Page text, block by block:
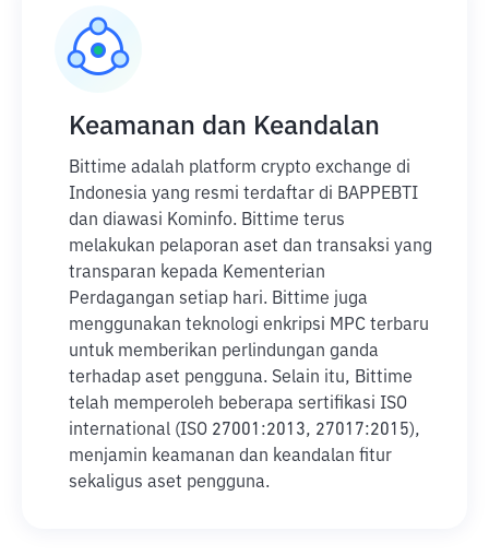
Keamanan dan Keandalan
Bittime adalah platform crypto exchange di
Indonesia yang resmi terdaftar di BAPPEBTI
dan diawasi Kominfo. Bittime terus
melakukan pelaporan aset dan transaksi yang
transparan kepada Kementerian
Perdagangan setiap hari. Bittime juga
menggunakan teknologi enkripsi MPC terbaru
untuk memberikan perlindungan ganda
terhadap aset pengguna. Selain itu, Bittime
telah memperoleh beberapa sertifikasi ISO
international (ISO 27001:2013, 27017:2015),
menjamin keamanan dan keandalan fitur
sekaligus aset pengguna.